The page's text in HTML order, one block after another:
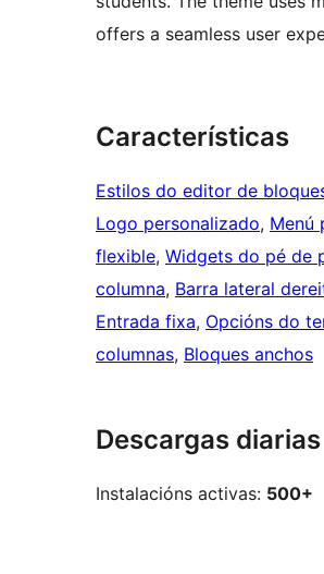
offers a seamless user
Características
Estilos do editor de
Logo personalizado, Menú
flexible, Widgets do pé de
columna, Barra lateral
Entrada fixa, Opcións do
columnas, Bloques anchos
Descargas diarias
Instalacións activas: 500+